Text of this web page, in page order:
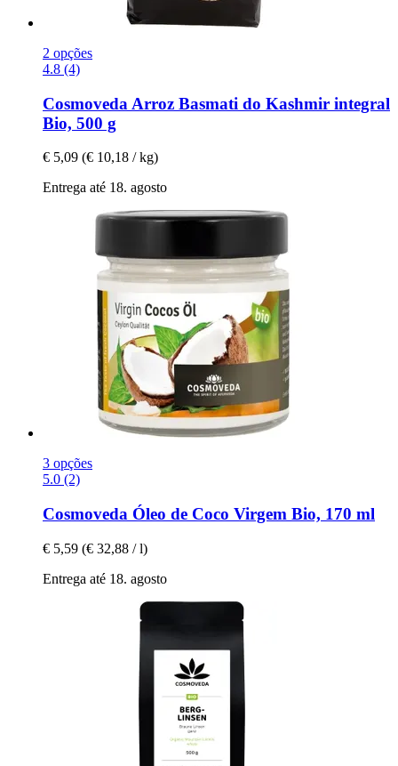
2 opções
4.8 (4)
Cosmoveda Arroz Basmati do Kashmir integral
Bio, 500 g
€ 5,09 (€ 10,18 / kg)
Entrega até 18. agosto
3 opções
5.0 (2)
Cosmoveda Óleo de Coco Virgem Bio, 170 ml
€ 5,59 (€ 32,88 / l)
Entrega até 18. agosto